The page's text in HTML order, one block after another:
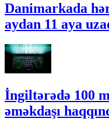
Danimarkada
aydan 11 aya
İngiltərədə 100
əməkdaşı